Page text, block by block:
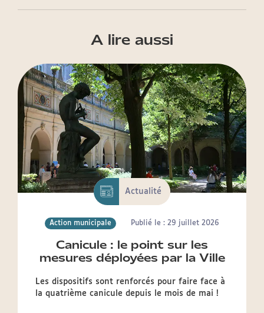
A lire aussi
Canicule : le point sur les
mesures déployées par la Ville
Actualité
Action municipale Publié le : 29 juillet 2026
Les dispositifs sont renforcés pour faire face à
la quatrième canicule depuis le mois de mai !